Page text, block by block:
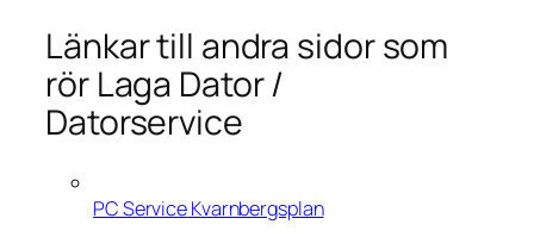
Länkar till andra sidor som
rör Laga Dator /
Datorservice
PC Service Kvarnbergsplan